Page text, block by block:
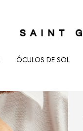
ÓCULOS DE SOL